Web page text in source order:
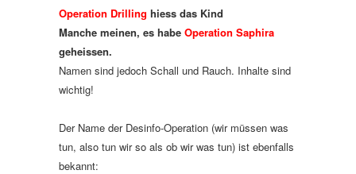
Operation Drilling hiess das Kind
Manche meinen, es habe Operation Saphira
geheissen.
Namen sind jedoch Schall und Rauch. Inhalte sind
wichtig!
Der Name der Desinfo-Operation (wir müssen was
tun, also tun wir so als ob wir was tun) ist ebenfalls
bekannt: